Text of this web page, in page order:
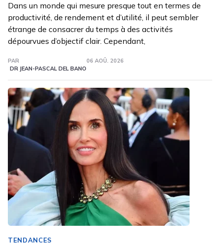
Dans un monde qui mesure presque tout en termes de
productivité, de rendement et d’utilité, il peut sembler
étrange de consacrer du temps à des activités
dépourvues d’objectif clair. Cependant,
PAR
DR JEAN-PASCAL DEL BANO
06 AOÛ. 2026
TENDANCES